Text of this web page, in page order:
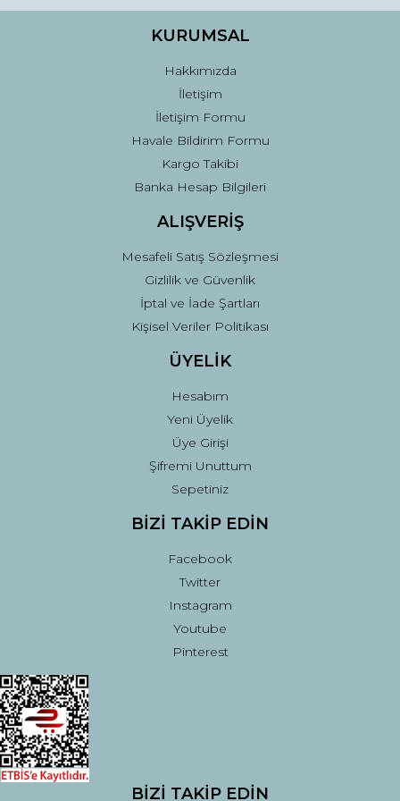
Ürün fiyatı diğer sitelerden daha pahalı.
Gönder
KURUMSAL
Hakkımızda
İletişim
İletişim Formu
Havale Bildirim Formu
Kargo Takibi
Banka Hesap Bilgileri
ALIŞVERİŞ
Mesafeli Satış Sözleşmesi
Gizlilik ve Güvenlik
İptal ve İade Şartları
Kişisel Veriler Politikası
ÜYELİK
Hesabım
Yeni Üyelik
Üye Girişi
Şifremi Unuttum
Sepetiniz
BİZİ TAKİP EDİN
Facebook
Twitter
Instagram
Youtube
Pinterest
BİZİ TAKİP EDİN